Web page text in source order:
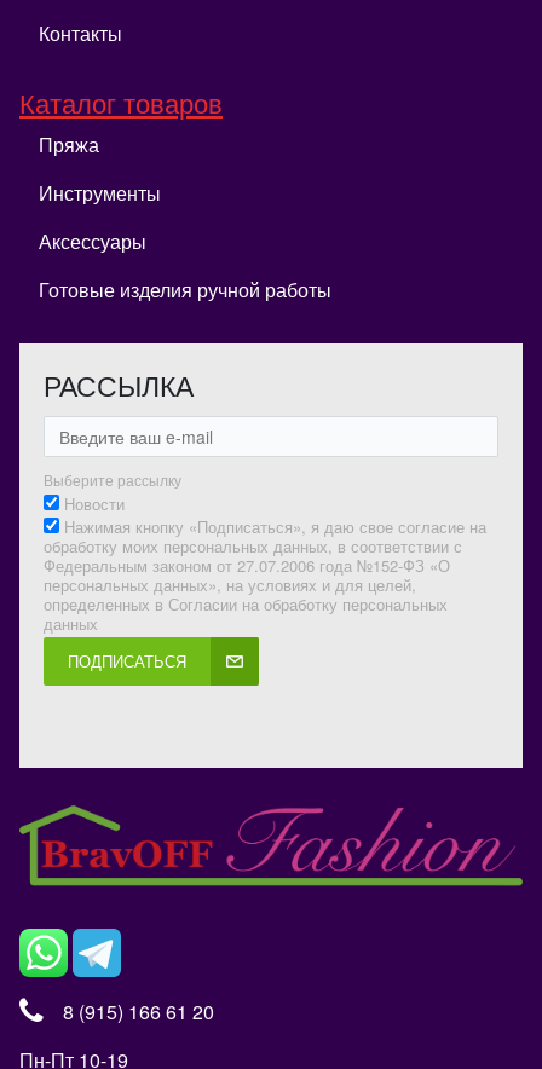
Контакты
Каталог товаров
Пряжа
Инструменты
Аксессуары
Готовые изделия ручной работы
РАССЫЛКА
Выберите рассылку
Новости
Нажимая кнопку «Подписаться», я даю свое согласие на
обработку моих персональных данных, в соответствии с
Федеральным законом от 27.07.2006 года №152-ФЗ «О
персональных данных», на условиях и для целей,
определенных в Согласии на обработку персональных
данных
ПОДПИСАТЬСЯ
8 (915) 166 61 20
Пн-Пт 10-19